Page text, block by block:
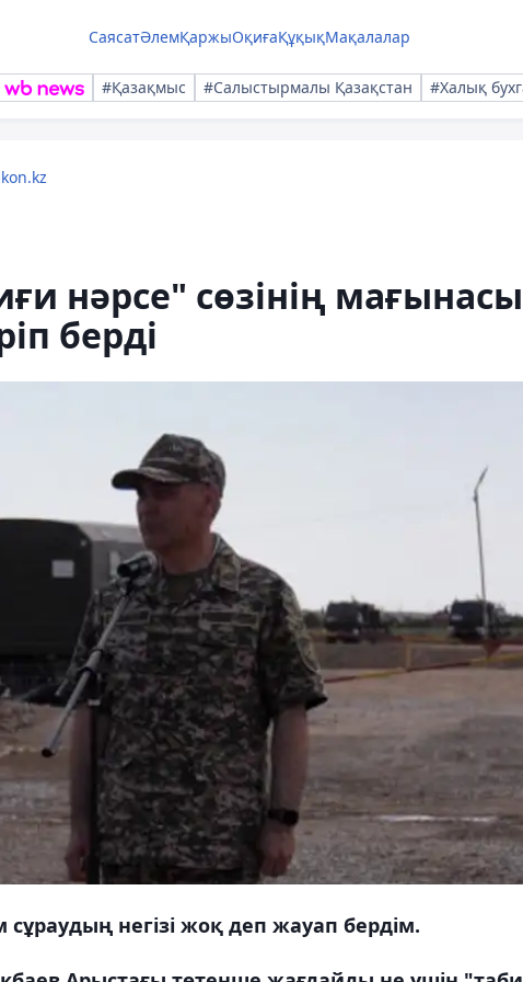
СаясатӘлемҚаржыОқиғаҚұқықМақалалар
#Қазақмыс #Салыстырмалы Қазақстан #Халық
нәрсе" сөзінің
берді
негізі жоқ деп жауап бердім.